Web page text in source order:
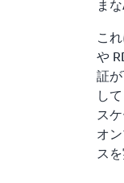
ま
こ
や
証
し
ス
オ
ス